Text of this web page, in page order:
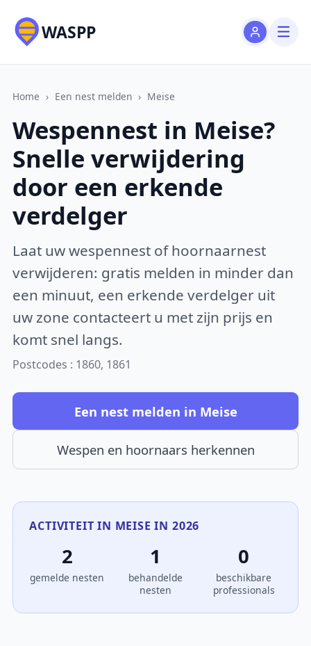
WASPP
Home › Een nest melden › Meise
Wespennest in Meise?
Snelle verwijdering
door een erkende
verdelger
Laat uw wespennest of hoornaarnest
verwijderen: gratis melden in minder dan
een minuut, een erkende verdelger uit
uw zone contacteert u met zijn prijs en
komt snel langs.
Postcodes : 1860, 1861
Een nest melden in Meise
Wespen en hoornaars herkennen
ACTIVITEIT IN MEISE IN 2026
2
gemelde nesten
1
behandelde
nesten
0
beschikbare
professionals